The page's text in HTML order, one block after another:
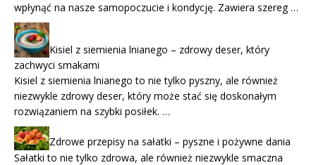
wpłynąć na nasze samopoczucie i kondycję. Zawiera szereg …
Kisiel z siemienia lnianego – zdrowy deser, który
zachwyci smakami
Kisiel z siemienia lnianego to nie tylko pyszny, ale również
niezwykle zdrowy deser, który może stać się doskonałym
rozwiązaniem na szybki posiłek. …
Zdrowe przepisy na sałatki – pyszne i pożywne dania
Sałatki to nie tylko zdrowa, ale również niezwykle smaczna